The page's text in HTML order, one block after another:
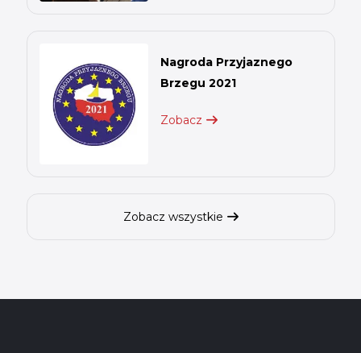
Nagroda Przyjaznego
Brzegu 2021
Zobacz
Zobacz wszystkie